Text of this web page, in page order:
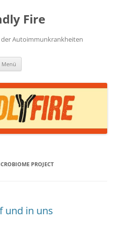
Fire
Autoimmunkrankheiten
Menü
PROJECT
und in uns